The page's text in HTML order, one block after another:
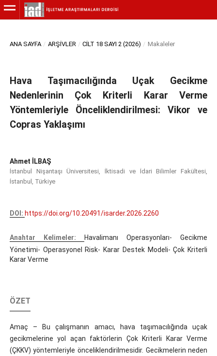
ANA SAYFA / ARŞIVLER / CILT 18 SAYI 2 (2026) / Makaleler
Hava Taşımacılığında Uçak Gecikme
Nedenlerinin Çok Kriterli Karar Verme
Yöntemleriyle Önceliklendirilmesi: Vikor ve
Copras Yaklaşımı
Ahmet İLBAŞ
İstanbul Nişantaşı Üniversitesi, İktisadi ve İdari Bilimler Fakültesi,
İstanbul, Türkiye
DOI: https://doi.org/10.20491/isarder.2026.2260
Anahtar Kelimeler:
Havalimanı Operasyonları- Gecikme
Yönetimi- Operasyonel Risk- Karar Destek Modeli- Çok Kriterli
Karar Verme
ÖZET
Amaç – Bu çalışmanın amacı, hava taşımacılığında uçak
gecikmelerine yol açan faktörlerin Çok Kriterli Karar Verme
(ÇKKV) yöntemleriyle önceliklendirilmesidir. Gecikmelerin neden